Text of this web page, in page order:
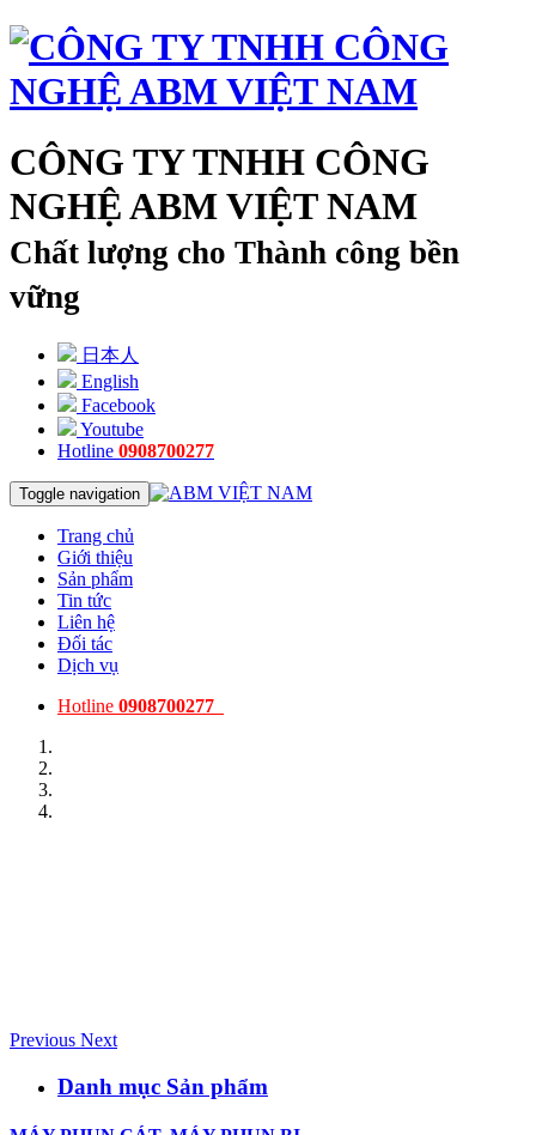
CÔNG TY TNHH CÔNG
NGHỆ ABM VIỆT NAM
Chất lượng cho Thành công bền
vững
日本人
English
Facebook
Youtube
Hotline 0908700277
Toggle navigation
Trang chủ
Giới thiệu
Sản phẩm
Tin tức
Liên hệ
Đối tác
Dịch vụ
Hotline 0908700277
Previous Next
Danh mục Sản phẩm